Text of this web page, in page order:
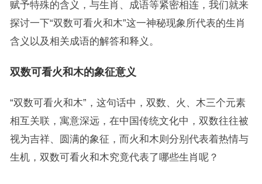
赋予特殊的含义，与生肖、成语等紧密相连，我们就来
探讨一下“双数可看火和木”这一神秘现象所代表的生肖
含义以及相关成语的解答和释义。
双数可看火和木的象征意义
“双数可看火和木”，这句话中，双数、火、木三个元素
相互关联，寓意深远，在中国传统文化中，双数往往被
视为吉祥、圆满的象征，而火和木则分别代表着热情与
生机，双数可看火和木究竟代表了哪些生肖呢？